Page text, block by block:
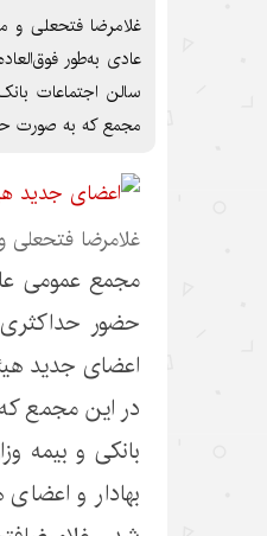
غلامرضا فتحعلی و
سالن اجتماعات
مجمع که به صورت
غلامرضا
حضور
اعضای جدید
در این مجمع
بانکی و بیمه
‌بهادار و